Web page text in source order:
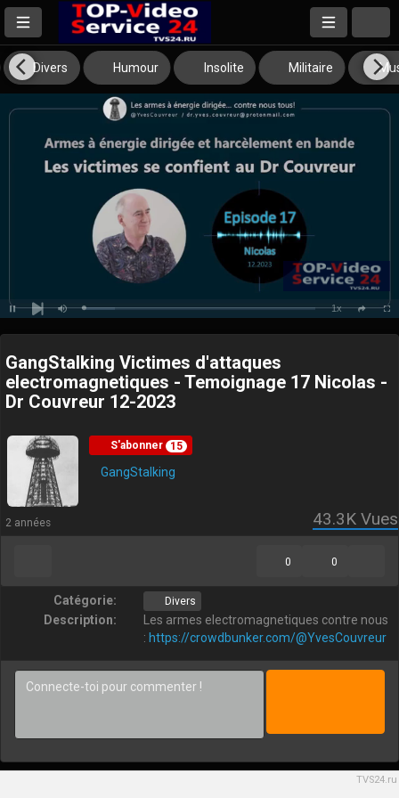
Divers Humour Insolite Militaire
Pause
Next
Mute Loaded:
13.35%
1xPlayback
Rate
GangStalking Victimes d'attaques
electromagnetiques - Temoignage 17 Nicolas -
Dr Couvreur 12-2023
S'abonner 15
GangStalking
2 années 43.3K Vues
0
0
Catégorie: Divers
Description:
Les armes electromagnetiques contre nous
: https://crowdbunker.com/@YvesCouvreur
TVS24.ru